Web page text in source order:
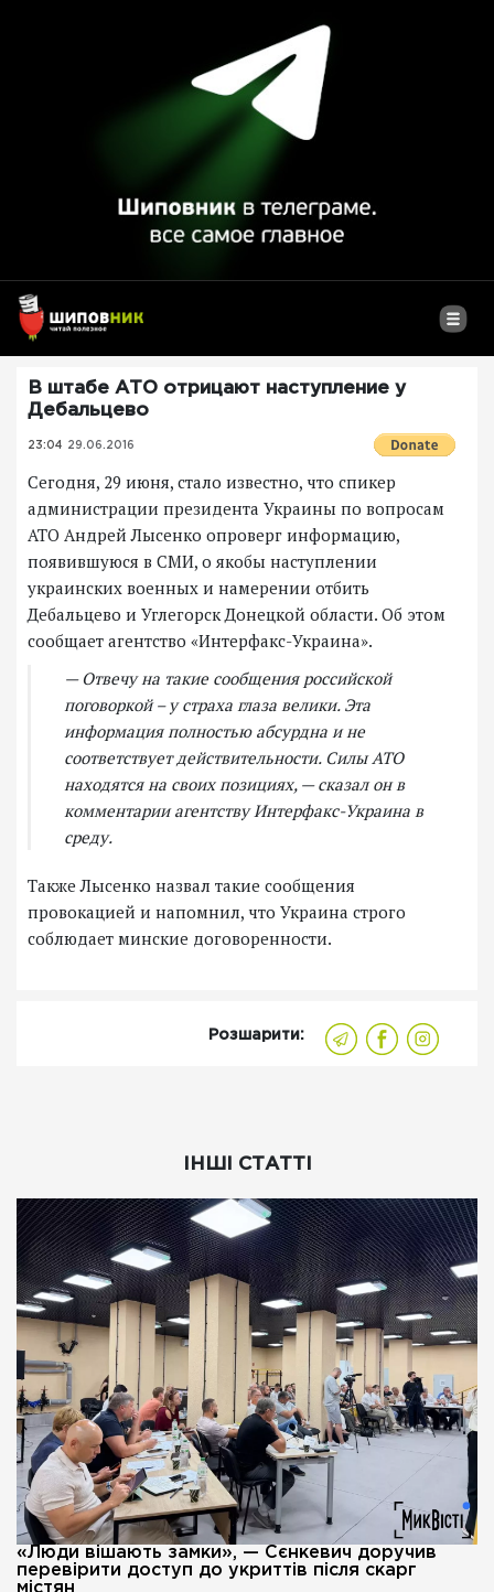
В штабе АТО отрицают наступление у
Дебальцево
23:04 29.06.2016
Сегодня, 29 июня, стало известно, что спикер
администрации президента Украины по вопросам
АТО Андрей Лысенко опроверг информацию,
появившуюся в СМИ, о якобы наступлении
украинских военных и намерении отбить
Дебальцево и Углегорск Донецкой области. Об этом
сообщает агентство «Интерфакс-Украина».
— Отвечу на такие сообщения российской
поговоркой – у страха глаза велики. Эта
информация полностью абсурдна и не
соответствует действительности. Силы АТО
находятся на своих позициях, — сказал он в
комментарии агентству Интерфакс-Украина в
среду.
Также Лысенко назвал такие сообщения
провокацией и напомнил, что Украина строго
соблюдает минские договоренности.
Розшарити:
ІНШІ СТАТТІ
«Люди вішають замки», — Сєнкевич доручив
перевірити доступ до укриттів після скарг
містян